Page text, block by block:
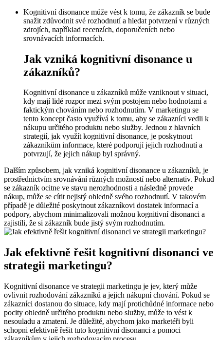
Kognitivní disonance‌ může‍ vést k tomu, že zákazník ‍se‍ bude
snažit zdůvodnit‍ své rozhodnutí a hledat⁤ potvrzení v různých
zdrojích, například recenzích, doporučeních nebo
srovnávacích informacích.
Jak vzniká kognitivní disonance u‌
zákazníků?
Kognitivní disonance u⁢ zákazníků‌ může vzniknout v situaci,
‍kdy mají lidé rozpor​ mezi svým ⁢postojem nebo hodnotami a⁣
faktickým chováním nebo rozhodnutím. V⁣ marketingu se
tento koncept často využívá k tomu, aby se zákazníci vedli k
⁣nákupu ⁣určitého produktu nebo služby. Jednou z hlavních
strategií, jak využít kognitivní​ disonance, je poskytnout
zákazníkům informace, které podporují ‍jejich ⁢rozhodnutí a
potvrzují, že jejich​ nákup byl správný.
Dalším způsobem, jak vzniká kognitivní disonance‍ u​ zákazníků, je
prostřednictvím srovnávání různých možností ‌nebo alternativ.‍ Pokud
se zákazník ocitne ve stavu nerozhodnosti⁣ a následně ‌provede
nákup, může se cítit ⁣nejistý ohledně svého ⁢rozhodnutí. ⁢V takovém
případě⁣ je⁣ důležité⁤ poskytnout zákazníkovi ‍dostatek informací ‌a
⁢podpory, abychom minimalizovali⁤ možnou kognitivní disonanci a​
zajistili, že si ​zákazník bude ⁤jistý ‌svým rozhodnutím.
Jak efektivně řešit kognitivní⁢ disonanci ve
strategii marketingu?
Kognitivní ⁢disonance⁣ ve‍ strategii marketingu‍ je jev, který⁢ může
ovlivnit rozhodování zákazníků a jejich nákupní ⁤chování. Pokud se
zákazníci dostanou‍ do‌ situace, kdy mají protichůdné informace nebo
pocity ⁤ohledně‌ určitého produktu⁣ nebo služby,‍ může to vést k
nesouladu a​ zmatení.‍ Je důležité, abychom jako‍ marketéři byli
schopni efektivně ‌řešit tuto ⁤kognitivní disonanci ⁤a pomoci